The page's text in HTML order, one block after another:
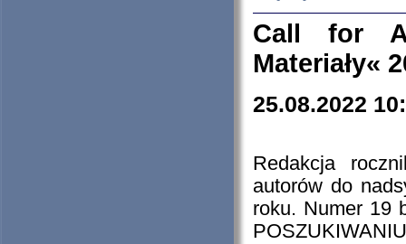
Call for
Materiały«
25.08.2022
Redakcja
autorów do
roku. Numer 19